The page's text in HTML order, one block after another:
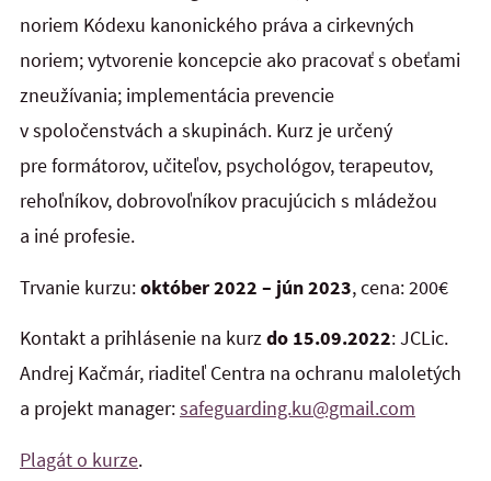
noriem Kódexu kanonického práva a cirkevných
noriem; vytvorenie koncepcie ako pracovať s obeťami
zneužívania; implementácia prevencie
v spoločenstvách a skupinách. Kurz je určený
pre formátorov, učiteľov, psychológov, terapeutov,
rehoľníkov, dobrovoľníkov pracujúcich s mládežou
a iné profesie.
Trvanie kurzu:október 2022 – jún 2023, cena: 200€
Kontakt a prihlásenie na kurzdo 15.09.2022: JCLic.
Andrej Kačmár, riaditeľ Centra na ochranu maloletých
a projekt manager:safeguarding.ku@gmail.com
Plagát o kurze.